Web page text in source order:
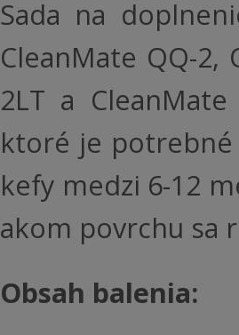
Sada na
CleanMate QQ-2,
2LT a
ktoré je
kefy medzi 6-12
akom povrchu sa
Obsah balenia: